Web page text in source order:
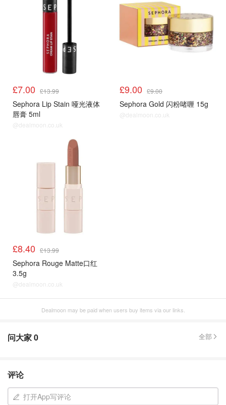
£7.00 £13.99
Sephora Lip Stain 哑光液体
唇膏 5ml
@dealmoon.co.uk
£9.00 £9.00
Sephora Gold 闪粉啫喱 15g
@dealmoon.co.uk
£8.40 £13.99
Sephora Rouge Matte口红
3.5g
@dealmoon.co.uk
Dealmoon may be paid when users buy items via our links.
问大家0 全部
评论
打开App写评论